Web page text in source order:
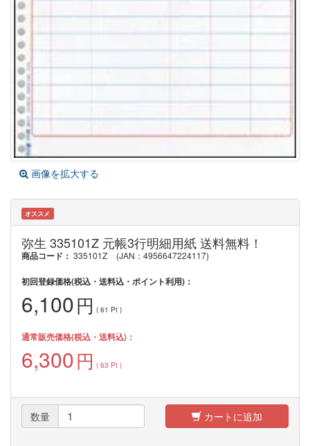
画像を拡大する
オススメ
弥生 335101Z 元帳3行明細用紙 送料無料！
商品コード： 335101Z (JAN：4956647224117)
初回登録価格(税込・送料込・ポイント利用)：
6,100円 ( 61 Pt )
通常販売価格(税込・送料込)：
6,300円 ( 63 Pt )
数量 カートに追加